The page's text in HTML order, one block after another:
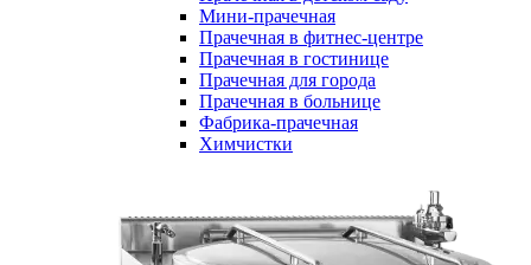
Мини-прачечная
Прачечная в фитнес-центре
Прачечная в гостинице
Прачечная для города
Прачечная в больнице
Фабрика-прачечная
Химчистки